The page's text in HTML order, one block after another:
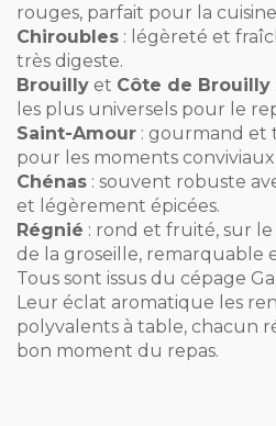
rouges, parfait pour la
Chiroubles : légèreté et
très digeste.
Brouilly et Côte de Brouilly
les plus universels pour le
Saint-Amour : gourmand et
pour les moments
Chénas : souvent robuste
et légèrement épicées.
Régnié : rond et fruité, sur
de la groseille, remarquable
Tous sont issus du cépage
Leur éclat aromatique les
polyvalents à table, chacun
bon moment du repas.